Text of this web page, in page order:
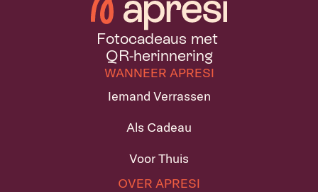
Fotocadeaus met
QR-herinnering
WANNEER APRESI
Iemand Verrassen
Als Cadeau
Voor Thuis
OVER APRESI